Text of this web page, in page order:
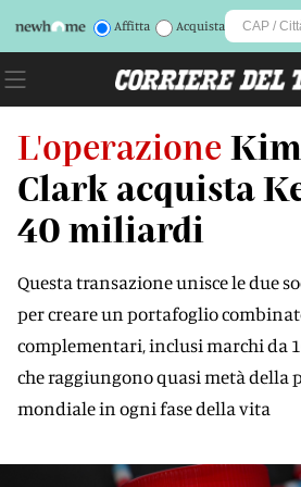
Affitta Acquista
L'operazione
Clark acquista
40 miliardi
Questa transazione unisce le due
per creare un portafoglio
complementari, inclusi marchi da
che raggiungono quasi metà della
mondiale in ogni fase della vita